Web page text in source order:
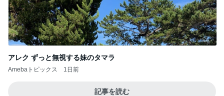
アレク ずっと無視する妹のタマラ
Amebaトピックス 1日前
記事を読む